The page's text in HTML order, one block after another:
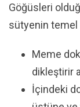
Göğüsleri
sütyenin temel
Meme
dikleştirir
İçindeki